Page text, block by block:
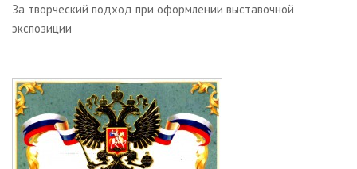
За творческий подход при оформлении выставочной
экспозиции